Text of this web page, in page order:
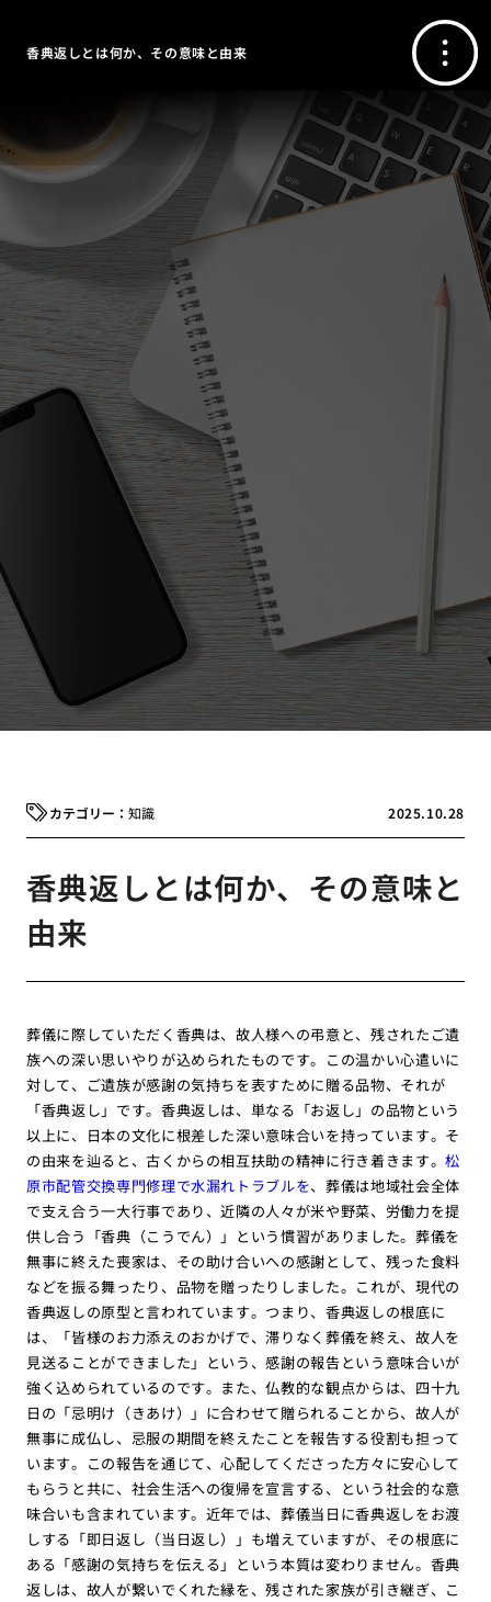
香典返しとは何か、その意味と由来
2025.10.28
知識
香典返しとは何か、その意味と
由来
葬儀に際していただく香典は、故人様への弔意と、残されたご遺
族への深い思いやりが込められたものです。この温かい心遣いに
対して、ご遺族が感謝の気持ちを表すために贈る品物、それが
「香典返し」です。香典返しは、単なる「お返し」の品物という
以上に、日本の文化に根差した深い意味合いを持っています。そ
の由来を辿ると、古くからの相互扶助の精神に行き着きます。松
原市配管交換専門修理で水漏れトラブルを、葬儀は地域社会全体
で支え合う一大行事であり、近隣の人々が米や野菜、労働力を提
供し合う「香典（こうでん）」という慣習がありました。葬儀を
無事に終えた喪家は、その助け合いへの感謝として、残った食料
などを振る舞ったり、品物を贈ったりしました。これが、現代の
香典返しの原型と言われています。つまり、香典返しの根底に
は、「皆様のお力添えのおかげで、滞りなく葬儀を終え、故人を
見送ることができました」という、感謝の報告という意味合いが
強く込められているのです。また、仏教的な観点からは、四十九
日の「忌明け（きあけ）」に合わせて贈られることから、故人が
無事に成仏し、忌服の期間を終えたことを報告する役割も担って
います。この報告を通じて、心配してくださった方々に安心して
もらうと共に、社会生活への復帰を宣言する、という社会的な意
味合いも含まれています。近年では、葬儀当日に香典返しをお渡
しする「即日返し（当日返し）」も増えていますが、その根底に
ある「感謝の気持ちを伝える」という本質は変わりません。香典
返しは、故人が繋いでくれた縁を、残された家族が引き継ぎ、こ